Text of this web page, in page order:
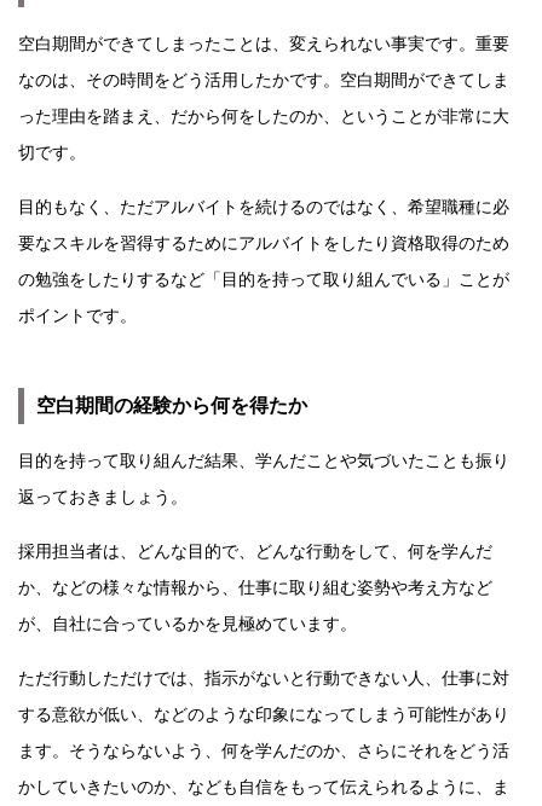
空白期間ができてしまったことは、変えられない事実です。重要
なのは、その時間をどう活用したかです。空白期間ができてしま
った理由を踏まえ、だから何をしたのか、ということが非常に大
切です。
目的もなく、ただアルバイトを続けるのではなく、希望職種に必
要なスキルを習得するためにアルバイトをしたり資格取得のため
の勉強をしたりするなど「目的を持って取り組んでいる」ことが
ポイントです。
空白期間の経験から何を得たか
目的を持って取り組んだ結果、学んだことや気づいたことも振り
返っておきましょう。
採用担当者は、どんな目的で、どんな行動をして、何を学んだ
か、などの様々な情報から、仕事に取り組む姿勢や考え方など
が、自社に合っているかを見極めています。
ただ行動しただけでは、指示がないと行動できない人、仕事に対
する意欲が低い、などのような印象になってしまう可能性があり
ます。そうならないよう、何を学んだのか、さらにそれをどう活
かしていきたいのか、なども自信をもって伝えられるように、ま